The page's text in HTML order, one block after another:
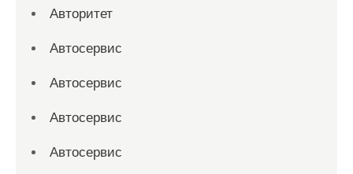
Авторитет
Автосервис
Автосервис
Автосервис
Автосервис